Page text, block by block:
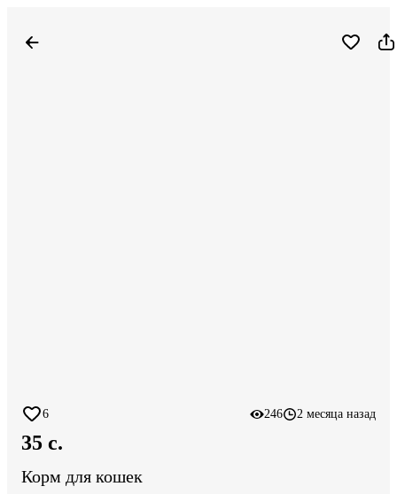
6 246 2 месяца назад
35 c.
Корм для кошек